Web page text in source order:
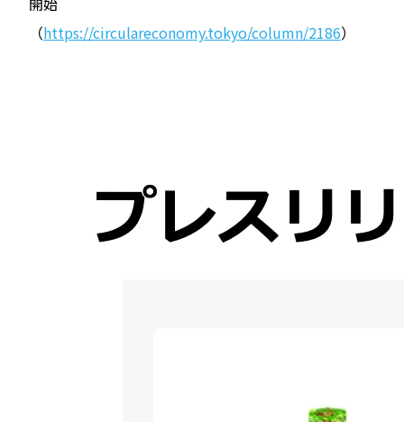
（https://circulareconomy.tokyo/column/2186）